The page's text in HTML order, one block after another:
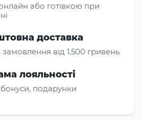
або готівкою при
доставка
замовлення від 1.500 гривень
лояльності
подарунки